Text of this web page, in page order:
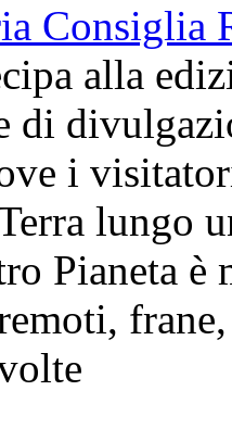
Consiglia
alla
di
i
lungo
Pianeta è